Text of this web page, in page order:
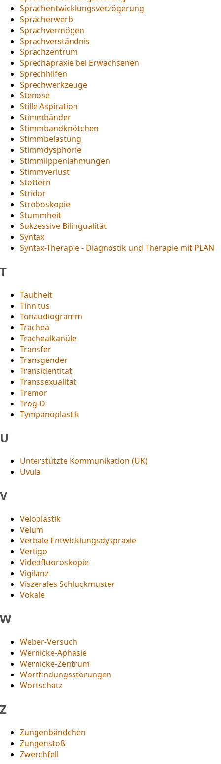
Sprachentwicklungsverzögerung
Spracherwerb
Sprachvermögen
Sprachverständnis
Sprachzentrum
Sprechapraxie bei Erwachsenen
Sprechhilfen
Sprechwerkzeuge
Stenose
Stille Aspiration
Stimmbänder
Stimmbandknötchen
Stimmbelastung
Stimmdysphorie
Stimmlippenlähmungen
Stimmverlust
Stottern
Stridor
Stroboskopie
Stummheit
Sukzessive Bilingualität
Syntax
Syntax-Therapie - Diagnostik und Therapie mit PLAN
T
Taubheit
Tinnitus
Tonaudiogramm
Trachea
Trachealkanüle
Transfer
Transgender
Transidentität
Transsexualität
Tremor
Trog-D
Tympanoplastik
U
Unterstützte Kommunikation (UK)
Uvula
V
Veloplastik
Velum
Verbale Entwicklungsdyspraxie
Vertigo
Videofluoroskopie
Vigilanz
Viszerales Schluckmuster
Vokale
W
Weber-Versuch
Wernicke-Aphasie
Wernicke-Zentrum
Wortfindungsstörungen
Wortschatz
Z
Zungenbändchen
Zungenstoß
Zwerchfell